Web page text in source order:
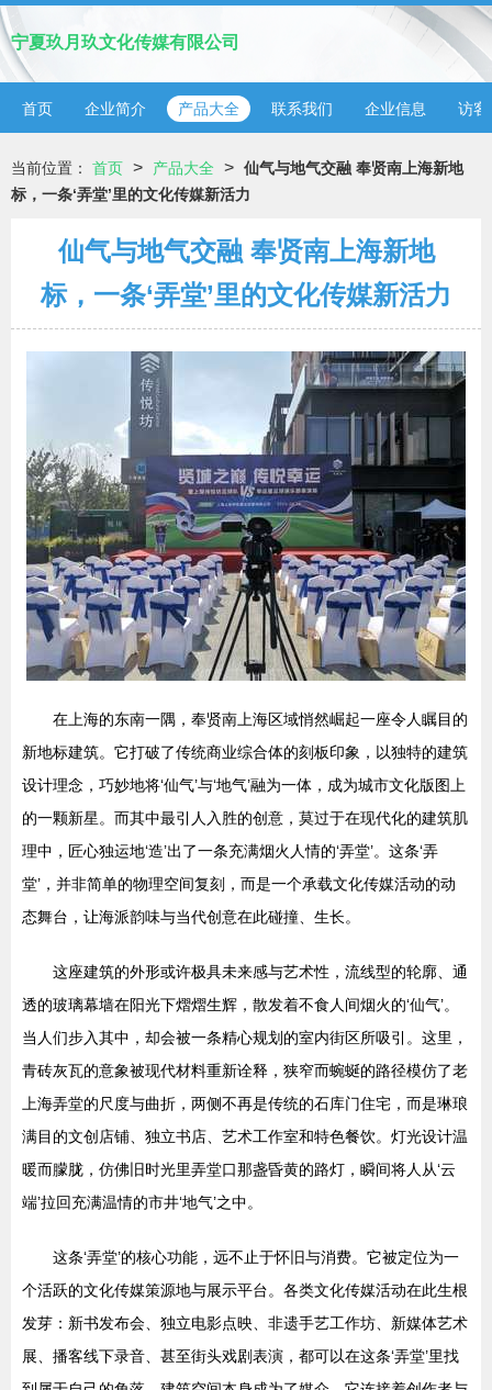
宁夏玖月玖文化传媒有限公司
首页 企业简介 产品大全 联系我们 企业信息 访客
当前位置： 首页 > 产品大全 > 仙气与地气交融 奉贤南上海新地
标，一条‘弄堂’里的文化传媒新活力
仙气与地气交融 奉贤南上海新地
标，一条‘弄堂’里的文化传媒新活力
在上海的东南一隅，奉贤南上海区域悄然崛起一座令人瞩目的
新地标建筑。它打破了传统商业综合体的刻板印象，以独特的建筑
设计理念，巧妙地将‘仙气’与‘地气’融为一体，成为城市文化版图上
的一颗新星。而其中最引人入胜的创意，莫过于在现代化的建筑肌
理中，匠心独运地‘造’出了一条充满烟火人情的‘弄堂’。这条‘弄
堂’，并非简单的物理空间复刻，而是一个承载文化传媒活动的动
态舞台，让海派韵味与当代创意在此碰撞、生长。
这座建筑的外形或许极具未来感与艺术性，流线型的轮廓、通
透的玻璃幕墙在阳光下熠熠生辉，散发着不食人间烟火的‘仙气’。
当人们步入其中，却会被一条精心规划的室内街区所吸引。这里，
青砖灰瓦的意象被现代材料重新诠释，狭窄而蜿蜒的路径模仿了老
上海弄堂的尺度与曲折，两侧不再是传统的石库门住宅，而是琳琅
满目的文创店铺、独立书店、艺术工作室和特色餐饮。灯光设计温
暖而朦胧，仿佛旧时光里弄堂口那盏昏黄的路灯，瞬间将人从‘云
端’拉回充满温情的市井‘地气’之中。
这条‘弄堂’的核心功能，远不止于怀旧与消费。它被定位为一
个活跃的文化传媒策源地与展示平台。各类文化传媒活动在此生根
发芽：新书发布会、独立电影点映、非遗手艺工作坊、新媒体艺术
展、播客线下录音、甚至街头戏剧表演，都可以在这条‘弄堂’里找